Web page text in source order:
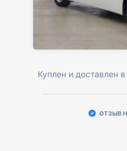
Куплен и доставлен
ОТЗЫВ